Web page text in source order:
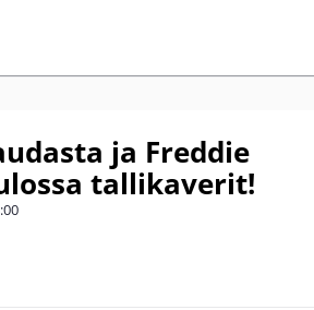
ja Freddie
tallikaverit!